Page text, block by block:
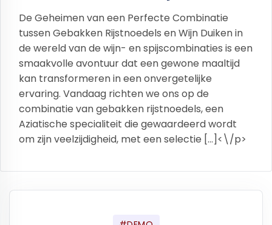
De Geheimen van een Perfecte Combinatie
tussen Gebakken Rijstnoedels en Wijn Duiken in
de wereld van de wijn- en spijscombinaties is een
smaakvolle avontuur dat een gewone maaltijd
kan transformeren in een onvergetelijke
ervaring. Vandaag richten we ons op de
combinatie van gebakken rijstnoedels, een
Aziatische specialiteit die gewaardeerd wordt
om zijn veelzijdigheid, met een selectie […]<\/p>